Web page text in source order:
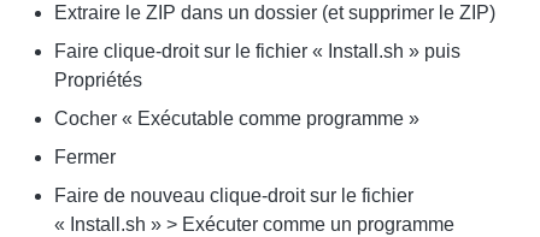
Extraire le ZIP dans un dossier (et supprimer le ZIP)
Faire clique-droit sur le fichier « Install.sh » puis
Propriétés
Cocher « Exécutable comme programme »
Fermer
Faire de nouveau clique-droit sur le fichier
« Install.sh » > Exécuter comme un programme